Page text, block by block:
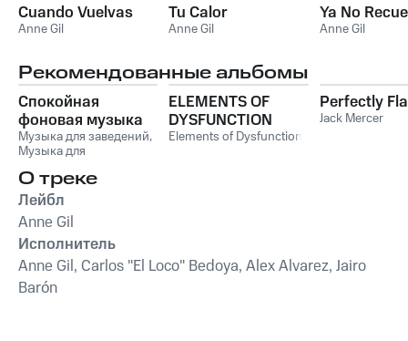
Cuando Vuelvas
Anne Gil
Tu Calor
Anne Gil
Ya No
Anne Gil
Рекомендованные альбомы
Спокойная
фоновая музыка
для заведений:
Инструментальный
блюз в ресторан,
кафе, отель,
магазин, паб
Музыка для заведений,
Музыка для
для отелей,Музыка для
магазинов
ELEMENTS OF
DYSFUNCTION
Elements of Dysfunction
Perfectly
Jack Mercer
О треке
Лейбл
Anne Gil
Исполнитель
Anne Gil, Carlos "El Loco" Bedoya, Alex Alvarez, Jairo
Barón